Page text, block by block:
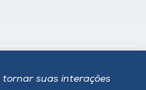
tornar suas interações